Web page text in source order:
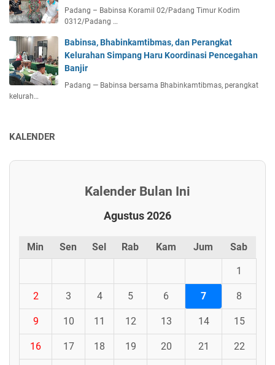
Padang – Babinsa Koramil 02/Padang Timur Kodim
0312/Padang …
Babinsa, Bhabinkamtibmas, dan Perangkat
Kelurahan Simpang Haru Koordinasi Pencegahan
Banjir
Padang — Babinsa bersama Bhabinkamtibmas, perangkat
kelurah…
KALENDER
Kalender Bulan Ini
Agustus 2026
Min Sen Sel Rab Kam Jum Sab
1
2 3 4 5 6 7 8
9 10 11 12 13 14 15
16 17 18 19 20 21 22